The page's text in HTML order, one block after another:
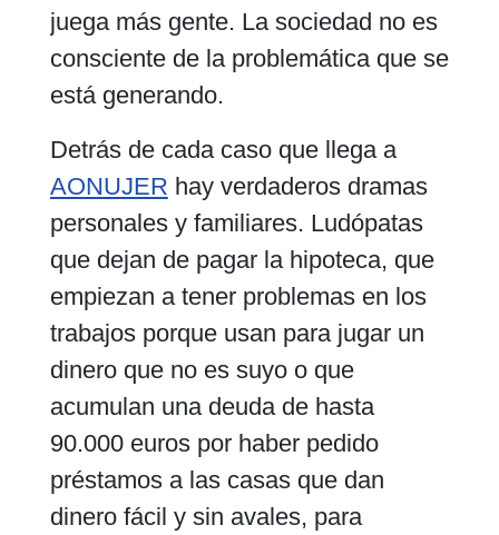
juega más gente. La sociedad no es
consciente de la problemática que se
está generando.
Detrás de cada caso que llega a
AONUJER hay verdaderos dramas
personales y familiares. Ludópatas
que dejan de pagar la hipoteca, que
empiezan a tener problemas en los
trabajos porque usan para jugar un
dinero que no es suyo o que
acumulan una deuda de hasta
90.000 euros por haber pedido
préstamos a las casas que dan
dinero fácil y sin avales, para